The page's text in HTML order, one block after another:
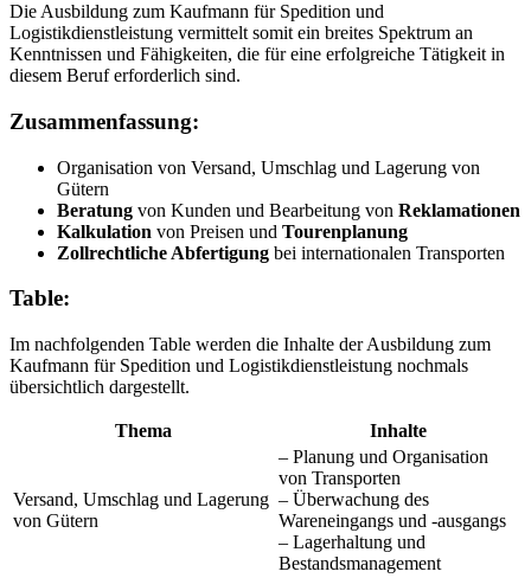
Die Ausbildung zum Kaufmann für Spedition und
Logistikdienstleistung vermittelt somit ein breites Spektrum an
Kenntnissen und Fähigkeiten, die für eine erfolgreiche Tätigkeit in
diesem Beruf erforderlich sind.
Zusammenfassung:
Organisation von Versand, Umschlag und Lagerung von
Gütern
Beratung von Kunden und Bearbeitung von Reklamationen
Kalkulation von Preisen und Tourenplanung
Zollrechtliche Abfertigung bei internationalen Transporten
Table:
Im nachfolgenden Table werden die Inhalte der Ausbildung zum
Kaufmann für Spedition und Logistikdienstleistung nochmals
übersichtlich dargestellt.
Thema Inhalte
Versand, Umschlag und Lagerung
von Gütern
– Planung und Organisation
von Transporten
– Überwachung des
Wareneingangs und -ausgangs
– Lagerhaltung und
Bestandsmanagement